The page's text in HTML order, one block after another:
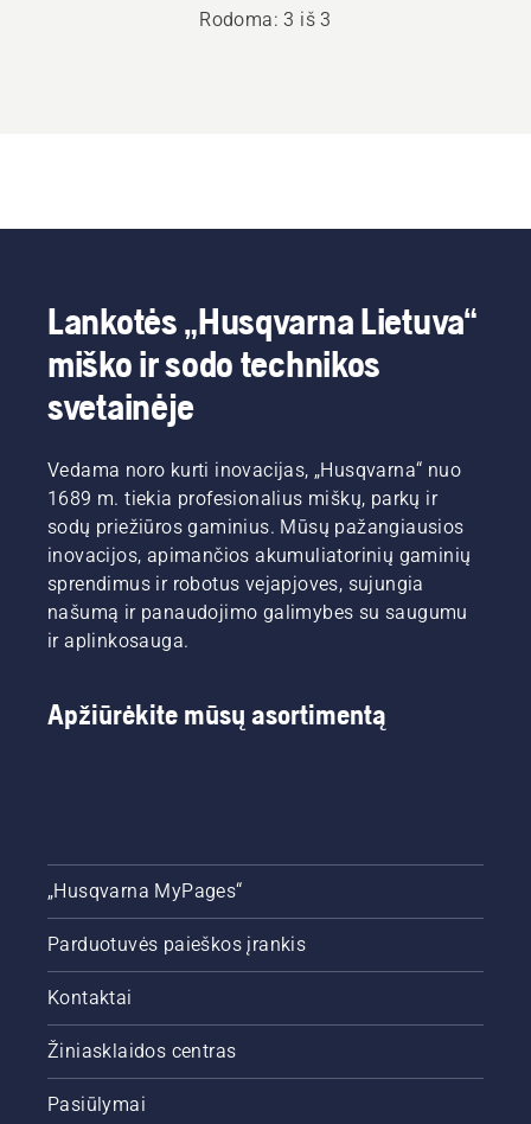
Rodoma: 3 iš 3
Lankotės „Husqvarna Lietuva“
miško ir sodo technikos
svetainėje
Vedama noro kurti inovacijas, „Husqvarna“ nuo
1689 m. tiekia profesionalius miškų, parkų ir
sodų priežiūros gaminius. Mūsų pažangiausios
inovacijos, apimančios akumuliatorinių gaminių
sprendimus ir robotus vejapjoves, sujungia
našumą ir panaudojimo galimybes su saugumu
ir aplinkosauga.
Apžiūrėkite mūsų asortimentą
„Husqvarna MyPages“
Parduotuvės paieškos įrankis
Kontaktai
Žiniasklaidos centras
Pasiūlymai